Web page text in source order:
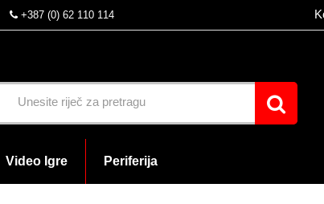
+387 (0) 62 110 114
Video Igre Periferija